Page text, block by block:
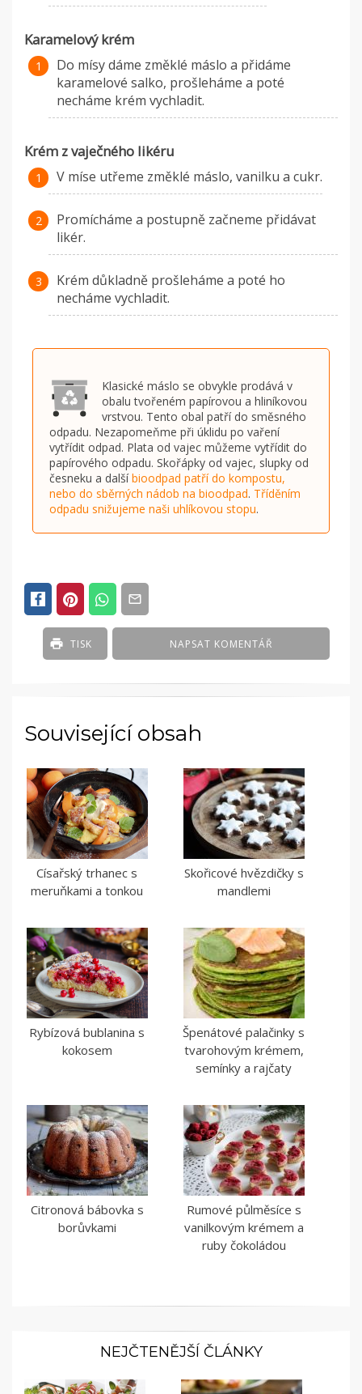
Karamelový krém
Do mísy dáme změklé máslo a přidáme
karamelové salko, prošleháme a poté
necháme krém vychladit.
Krém z vaječného likéru
V míse utřeme změklé máslo, vanilku a cukr.
Promícháme a postupně začneme přidávat
likér.
Krém důkladně prošleháme a poté ho
necháme vychladit.
Klasické máslo se obvykle prodává v
obalu tvořeném papírovou a hliníkovou
vrstvou. Tento obal patří do směsného
odpadu. Nezapomeňme při úklidu po vaření
vytřídit odpad. Plata od vajec můžeme vytřídit do
papírového odpadu. Skořápky od vajec, slupky od
česneku a dalšíbioodpad patří do kompostu,
nebo do sběrných nádob na bioodpad. Tříděním
odpadu snižujeme naši uhlíkovou stopu.
NAPSAT KOMENTÁŘ
TISK
Související obsah
Císařský trhanec s
meruňkami a tonkou
Skořicové hvězdičky s
mandlemi
Rybízová bublanina s
kokosem
Špenátové palačinky s
tvarohovým krémem,
semínky a rajčaty
Citronová bábovka s
borůvkami
Rumové půlměsíce s
vanilkovým krémem a
ruby čokoládou
NEJČTENĚJŠÍ ČLÁNKY